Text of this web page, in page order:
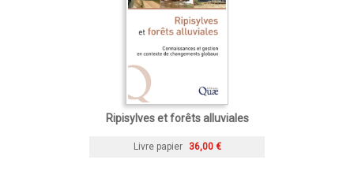
Ripisylves et forêts alluviales
Livre papier 36,00 €